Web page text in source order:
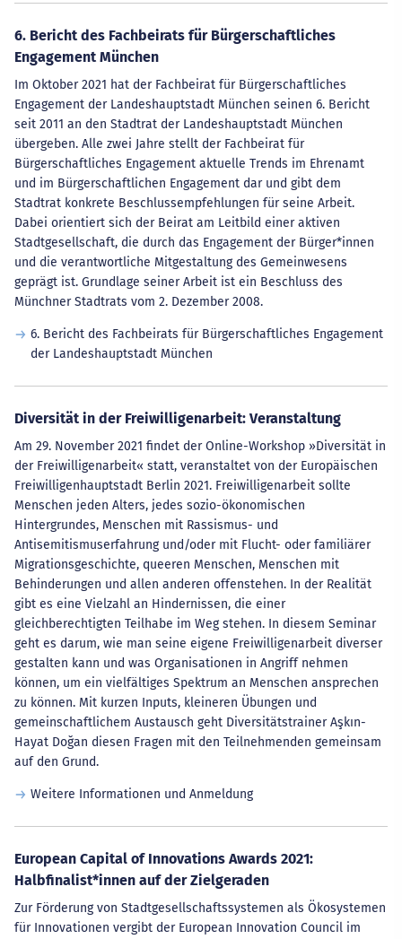
6. Bericht des Fachbeirats für Bürgerschaftliches
Engagement München
Im Oktober 2021 hat der Fachbeirat für Bürgerschaftliches
Engagement der Landeshauptstadt München seinen 6. Bericht
seit 2011 an den Stadtrat der Landeshauptstadt München
übergeben. Alle zwei Jahre stellt der Fachbeirat für
Bürgerschaftliches Engagement aktuelle Trends im Ehrenamt
und im Bürgerschaftlichen Engagement dar und gibt dem
Stadtrat konkrete Beschlussempfehlungen für seine Arbeit.
Dabei orientiert sich der Beirat am Leitbild einer aktiven
Stadtgesellschaft, die durch das Engagement der Bürger*innen
und die verantwortliche Mitgestaltung des Gemeinwesens
geprägt ist. Grundlage seiner Arbeit ist ein Beschluss des
Münchner Stadtrats vom 2. Dezember 2008.
6. Bericht des Fachbeirats für Bürgerschaftliches Engagement
der Landeshauptstadt München
Diversität in der Freiwilligenarbeit: Veranstaltung
Am 29. November 2021 findet der Online-Workshop »Diversität in
der Freiwilligenarbeit« statt, veranstaltet von der Europäischen
Freiwilligenhauptstadt Berlin 2021. Freiwilligenarbeit sollte
Menschen jeden Alters, jedes sozio-ökonomischen
Hintergrundes, Menschen mit Rassismus- und
Antisemitismuserfahrung und/oder mit Flucht- oder familiärer
Migrationsgeschichte, queeren Menschen, Menschen mit
Behinderungen und allen anderen offenstehen. In der Realität
gibt es eine Vielzahl an Hindernissen, die einer
gleichberechtigten Teilhabe im Weg stehen. In diesem Seminar
geht es darum, wie man seine eigene Freiwilligenarbeit diverser
gestalten kann und was Organisationen in Angriff nehmen
können, um ein vielfältiges Spektrum an Menschen ansprechen
zu können. Mit kurzen Inputs, kleineren Übungen und
gemeinschaftlichem Austausch geht Diversitätstrainer Aşkın-
Hayat Doğan diesen Fragen mit den Teilnehmenden gemeinsam
auf den Grund.
Weitere Informationen und Anmeldung
European Capital of Innovations Awards 2021:
Halbfinalist*innen auf der Zielgeraden
Zur Förderung von Stadtgesellschaftssystemen als Ökosystemen
für Innovationen vergibt der European Innovation Council im